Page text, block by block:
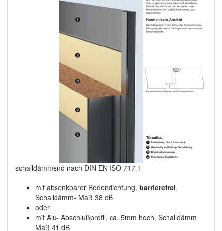
schalldämmend nach DIN EN ISO 717-1
mit absenkbarer Bodendichtung, barrierefrei,
Schalldämm- Maß 38 dB
oder
mit Alu- Abschlußprofil, ca. 5mm hoch, Schalldämm
Maß 41 dB